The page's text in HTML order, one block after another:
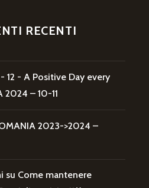
RECENTI
12 - A Positive Day every
2024 – 10-11
2023->2024 –
su Come mantenere